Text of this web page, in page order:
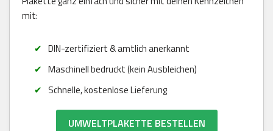
mit:
DIN-zertifiziert & amtlich anerkannt
Maschinell bedruckt (kein Ausbleichen)
Schnelle, kostenlose Lieferung
UMWELTPLAKETTE BESTELLEN